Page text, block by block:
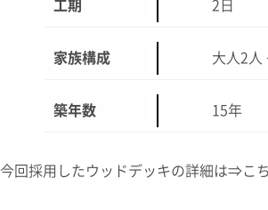
工期 2日
家族構成 大人2人
築年数 15年
今回採用したウッドデッキの詳細は⇒こ